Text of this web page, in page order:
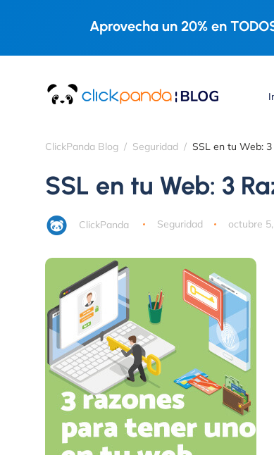
Aprovecha un 20% en
ClickPanda Blog Seguridad SSL en tu Web:
SSL en tu Web: 3
ClickPanda Seguridad octubre